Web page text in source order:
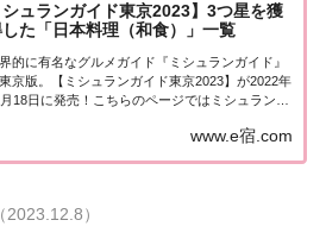
シュランガイド東京2023】3つ星を獲
た「日本料理（和食）」一覧
的に有名なグルメガイド『ミシュランガイド』
京版。【ミシュランガイド東京2023】が2022年
18日に発売！こちらのページではミシュラン東
まとめました。ミシュラン東京2023「日本料理」
www.e宿.com
（2023.12.8）